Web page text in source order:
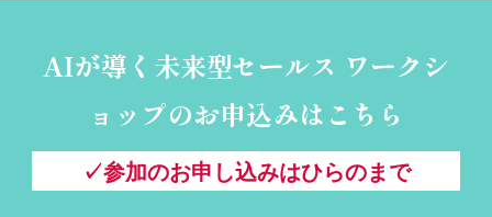
AIが導く未来型セールス ワークシ
ョップのお申込みはこちら
✓参加のお申し込みはひらのまで